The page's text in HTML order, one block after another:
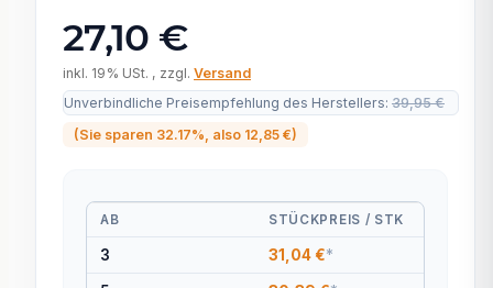
27,10 €
inkl. 19% USt. , zzgl. Versand
Unverbindliche Preisempfehlung des Herstellers: 39,95 €
(Sie sparen 32.17% , also 12,85 €)
AB STÜCKPREIS / STK
3 31,04 €*